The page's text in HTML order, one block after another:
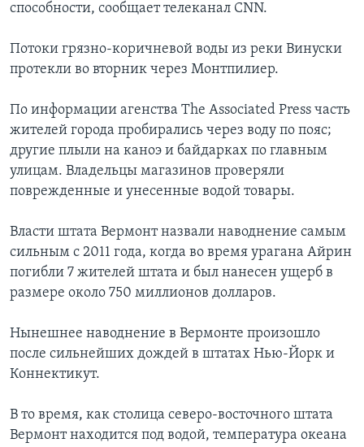
способности, сообщает телеканал СNN.
Потоки грязно-коричневой воды из реки Винуски
протекли во вторник через Монтпилиер.
По информации агенства The Associated Press часть
жителей города пробирались через воду по пояс;
другие плыли на каноэ и байдарках по главным
улицам. Владельцы магазинов проверяли
поврежденные и унесенные водой товары.
Власти штата Вермонт назвали наводнение самым
сильным с 2011 года, когда во время урагана Айрин
погибли 7 жителей штата и был нанесен ущерб в
размере около 750 миллионов долларов.
Нынешнее наводнение в Вермонте произошло
после сильнейших дождей в штатах Нью-Йорк и
Коннектикут.
В то время, как столица северо-восточного штата
Вермонт находится под водой, температура океана